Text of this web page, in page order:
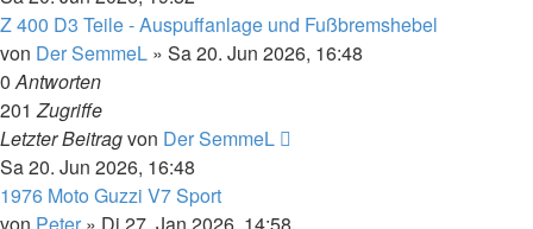
Z 400 D3 Teile - Auspuffanlage und Fußbremshebel
von Der SemmeL » Sa 20. Jun 2026, 16:48
0Antworten
201Zugriffe
Letzter Beitragvon Der SemmeL
Sa 20. Jun 2026, 16:48
1976 Moto Guzzi V7 Sport